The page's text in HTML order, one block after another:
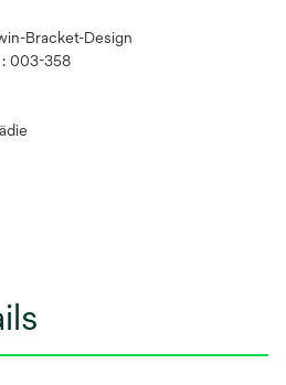
Bracket-Design
003-358